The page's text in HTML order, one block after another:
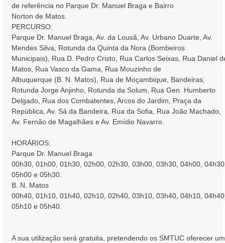
de referência no Parque Dr. Manuel Braga e Bairro
Norton de Matos.
PERCURSO:
Parque Dr. Manuel Braga, Av. da Lousã, Av. Urbano Duarte, Av.
Mendes Silva, Rotunda da Quinta da Nora (Bombeiros
Municipais), Rua D. Pedro Cristo, Rua Carlos Seixas, Rua Daniel
Matos, Rua Vasco da Gama, Rua Mouzinho de
Albuquerque (B. N. Matos), Rua de Moçambique, Bandeiras,
Rotunda Jorge Anjinho, Rotunda da Solum, Rua Gen. Humberto
Delgado, Rua dos Combatentes, Arcos do Jardim, Praça da
República, Av. Sá da Bandeira, Rua da Sofia, Rua João Machado,
Av. Fernão de Magalhães e Av. Emídio Navarro.
HORÁRIOS:
Parque Dr. Manuel Braga
00h30, 01h00, 01h30, 02h00, 02h30, 03h00, 03h30, 04h00,
05h00 e 05h30.
B. N. Matos
00h40, 01h10, 01h40, 02h10, 02h40, 03h10, 03h40, 04h10,
05h10 e 05h40.
A sua utilização será gratuita, pretendendo os SMTUC oferecer